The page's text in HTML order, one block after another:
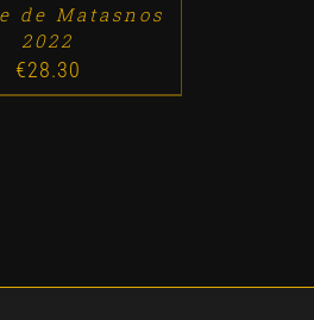
de Matasnos
2022
€28.30